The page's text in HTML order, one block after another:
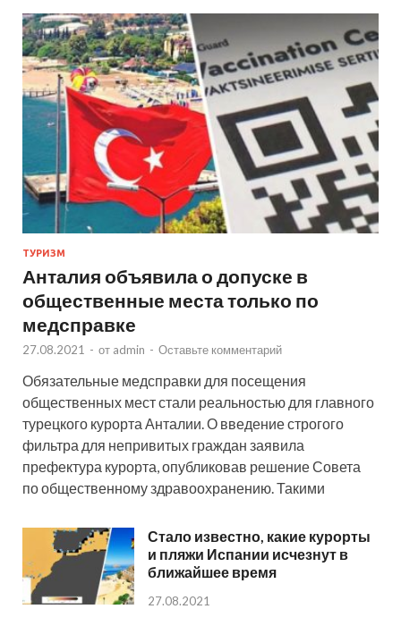
ТУРИЗМ
Анталия объявила о допуске в
общественные места только по
медсправке
27.08.2021 - от admin - Оставьте комментарий
Обязательные медсправки для посещения
общественных мест стали реальностью для главного
турецкого курорта Анталии. О введение строгого
фильтра для непривитых граждан заявила
префектура курорта, опубликовав решение Совета
по общественному здравоохранению. Такими
Стало известно, какие курорты
и пляжи Испании исчезнут в
ближайшее время
27.08.2021